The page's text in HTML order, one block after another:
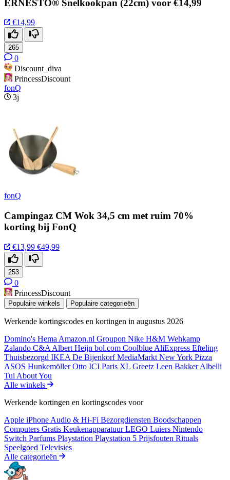
ERNESTO® Snelkookpan (22cm) voor €14,99
€14,99
265
0
Discount_diva
PrincessDiscount
fonQ
3j
fonQ
Campingaz CM Wok 34,5 cm met ruim 70%
korting bij FonQ
€13,99 €49,99
253
0
PrincessDiscount
Populaire winkels Populaire categorieën
Werkende kortingscodes en kortingen in augustus 2026
Domino's Hema Amazon.nl Groupon Nike H&M Wehkamp
Zalando C&A Albert Heijn bol.com Coolblue AliExpress Efteling
Thuisbezorgd IKEA De BijenkorfMediaMarkt New York Pizza
ASOS HunkemöllerOtto ICI Paris XL Greetz Leen BakkerAlbelli
Tui About You
Alle winkels
Werkende kortingen en kortingscodes voor
Apple iPhone Audio & Hi-Fi Bezorgdiensten Boodschappen
Computers Gratis KeukenapparatuurLEGO Luiers Nintendo
Switch Parfums Playstation Playstation 5 Prijsfouten Rituals
Speelgoed Televisies
Alle categorieën